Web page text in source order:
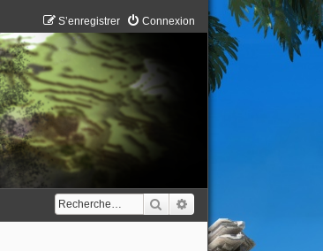
Connexion
S’enregistrer
Rechercher